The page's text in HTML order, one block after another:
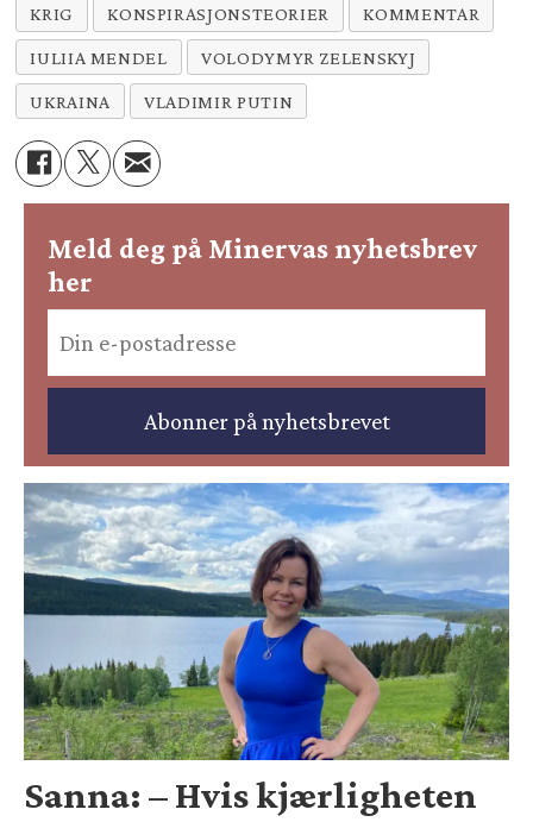
KRIG KONSPIRASJONSTEORIER KOMMENTAR
IULIIA MENDEL VOLODYMYR ZELENSKYJ
UKRAINA VLADIMIR PUTIN
Meld deg på Minervas nyhetsbrev
her
Sanna: – Hvis kjærligheten